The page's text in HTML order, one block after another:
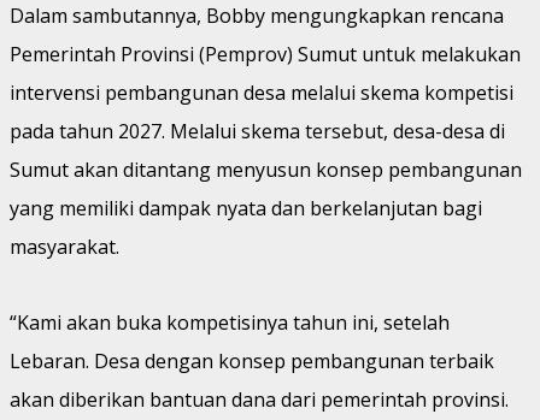
Dalam sambutannya, Bobby mengungkapkan rencana
Pemerintah Provinsi (Pemprov) Sumut untuk melakukan
intervensi pembangunan desa melalui skema kompetisi
pada tahun 2027. Melalui skema tersebut, desa-desa di
Sumut akan ditantang menyusun konsep pembangunan
yang memiliki dampak nyata dan berkelanjutan bagi
masyarakat.
“Kami akan buka kompetisinya tahun ini, setelah
Lebaran. Desa dengan konsep pembangunan terbaik
akan diberikan bantuan dana dari pemerintah provinsi.